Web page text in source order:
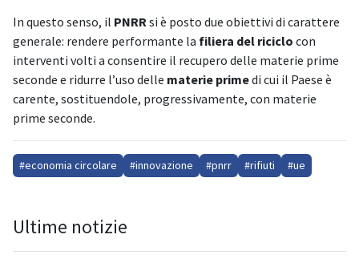
In questo senso, il PNRRsi è posto due obiettivi di carattere
generale: rendere performante la filiera del riciclo con
interventi volti a consentire il recupero delle materie prime
seconde e ridurre l’uso delle materie primedi cui il Paese è
carente, sostituendole, progressivamente, con materie
prime seconde.
#economia circolare #innovazione #pnrr #rifiuti #ue
Ultime notizie